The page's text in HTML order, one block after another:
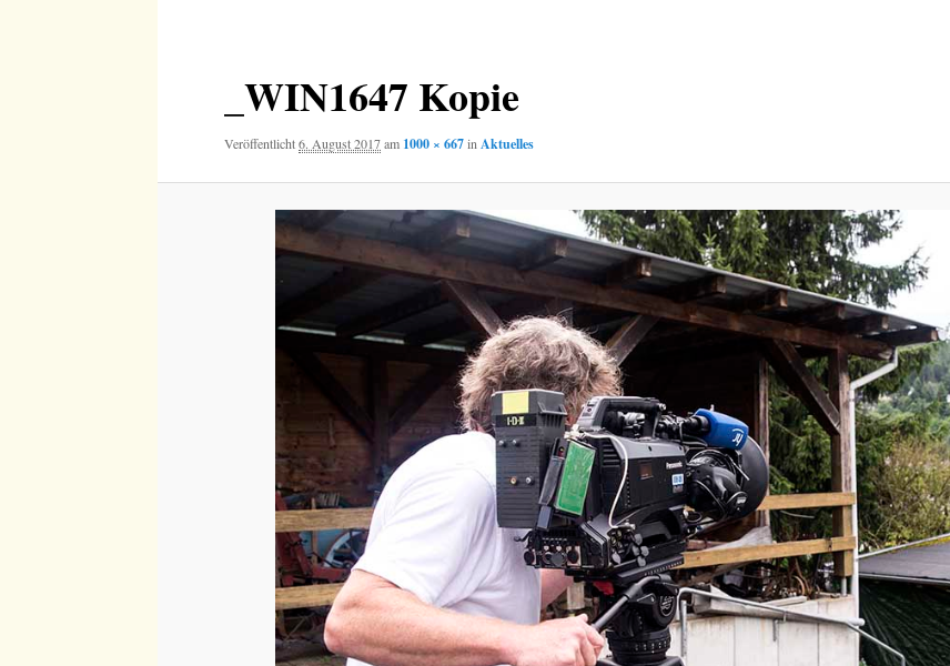
_WIN1647 Kopie
Veröffentlicht6. August 2017am 1000 × 667inAktuelles